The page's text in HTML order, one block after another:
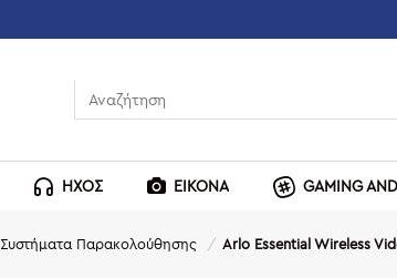
ΗΧΟΣ ΕΙΚΟΝΑ GAMING
Συστήματα Παρακολούθησης Arlo Essential Wireless